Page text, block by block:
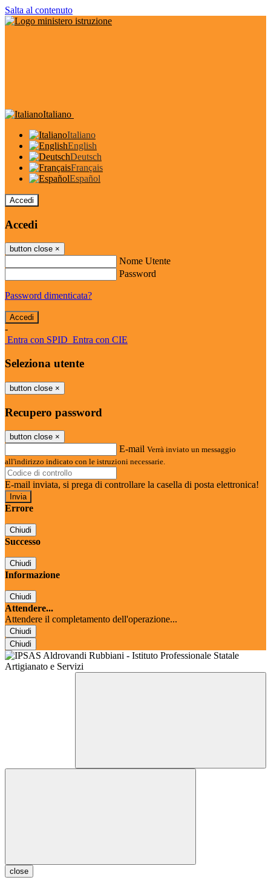
Salta al contenuto
Italiano
Italiano
English
Deutsch
Français
Español
Accedi
Accedi
button close ×
Nome Utente
Password
Password dimenticata?
-
Entra con SPID Entra con CIE
Seleziona utente
button close ×
Recupero password
button close ×
E-mail Verrà inviato un messaggio
all'indirizzo indicato con le istruzioni necessarie.
E-mail inviata, si prega di controllare la casella di posta elettronica!
Errore
Chiudi
Successo
Chiudi
Informazione
Chiudi
Attendere...
Attendere il completamento dell'operazione...
Chiudi
Chiudi
close